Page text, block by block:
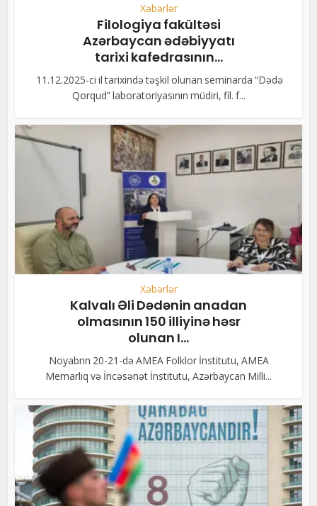
Xəbərlər
Filologiya fakültəsi
Azərbaycan ədəbiyyatı
tarixi kafedrasının...
11.12.2025-ci il tarixində təşkil olunan seminarda “Dədə
Qorqud” laboratoriyasının müdiri, fil. f...
Xəbərlər
Kalvalı Əli Dədənin anadan
olmasının 150 illiyinə həsr
olunan I...
Noyabrın 20-21-də AMEA Folklor İnstitutu, AMEA
Memarlıq və İncəsənət İnstitutu, Azərbaycan Milli...